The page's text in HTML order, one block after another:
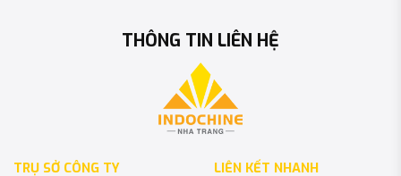
THÔNG TIN LIÊN HỆ
TRỤ SỞ CÔNG TY LIÊN KẾT NHANH